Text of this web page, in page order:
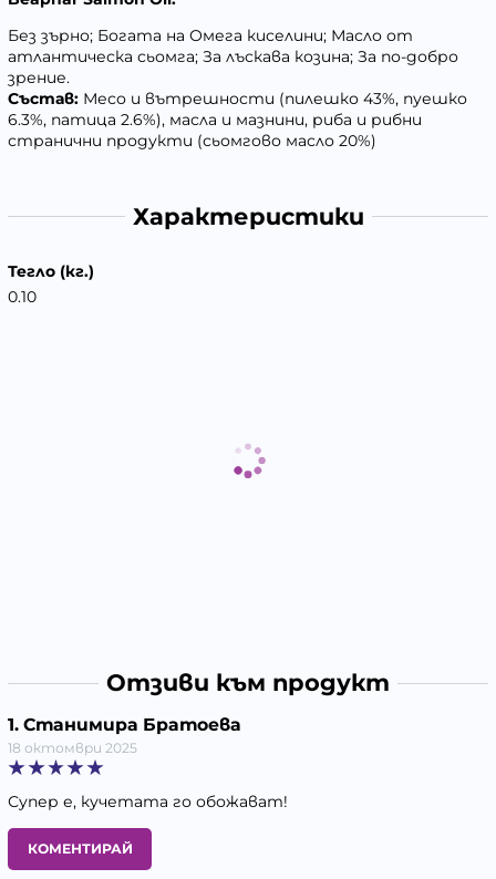
Без зърно; Богата на Омега киселини; Масло от
атлантическа сьомга; За лъскава козина; За по-добро
зрение.
Състав: Месо и вътрешности (пилешко 43%, пуешко
6.3%, патица 2.6%), масла и мазнини, риба и рибни
странични продукти (сьомгово масло 20%)
Характеристики
Тегло (кг.)
0.10
Отзиви към продукт
1. Станимира Братоева
18 октомври 2025
Супер е, кучетата го обожават!
КОМЕНТИРАЙ